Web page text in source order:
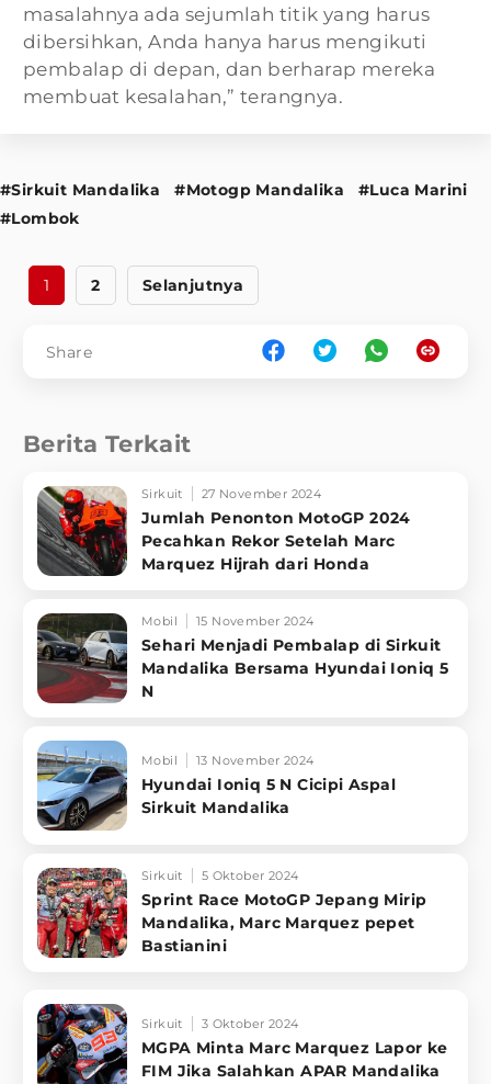
masalahnya ada sejumlah titik yang harus
dibersihkan, Anda hanya harus mengikuti
pembalap di depan, dan berharap mereka
membuat kesalahan,” terangnya.
#Sirkuit Mandalika #Motogp Mandalika
#Luca Marini
#Lombok
1 2 Selanjutnya
Share
Berita Terkait
Sirkuit 27 November 2024
Jumlah Penonton MotoGP 2024
Pecahkan Rekor Setelah Marc
Marquez Hijrah dari Honda
Mobil 15 November 2024
Sehari Menjadi Pembalap di Sirkuit
Mandalika Bersama Hyundai Ioniq 5
N
Mobil 13 November 2024
Hyundai Ioniq 5 N Cicipi Aspal
Sirkuit Mandalika
Sirkuit 5 Oktober 2024
Sprint Race MotoGP Jepang Mirip
Mandalika, Marc Marquez pepet
Bastianini
Sirkuit 3 Oktober 2024
MGPA Minta Marc Marquez Lapor ke
FIM Jika Salahkan APAR Mandalika